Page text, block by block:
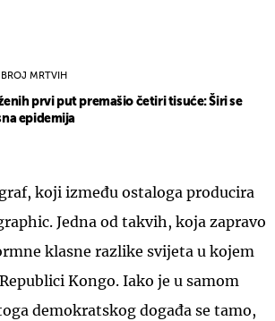
BROJ MRTVIH
prvi put premašio četiri tisuće: Širi se
epidemija
koji između ostaloga producira
Jedna od takvih, koja zapravo
klasne razlike svijeta u kojem
Kongo. Iako je u samom
demokratskog događa se tamo,